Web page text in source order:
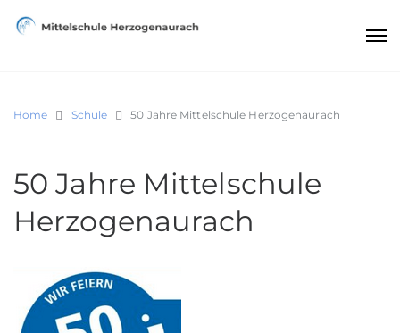
Home Schule 50 Jahre Mittelschule Herzogenaurach
50 Jahre Mittelschule
Herzogenaurach